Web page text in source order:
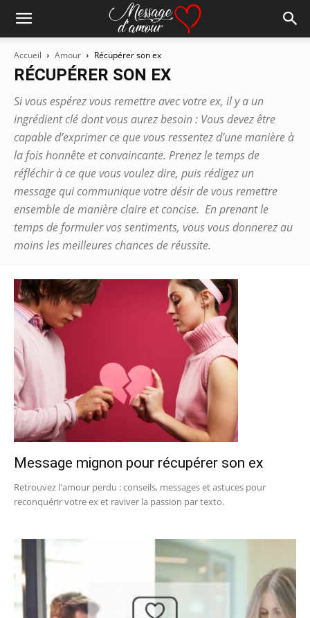
Accueil Amour Récupérer son ex
RÉCUPÉRER SON EX
Si vous espérez vous remettre avec votre ex, il y a un
ingrédient clé dont vous aurez besoin : Vous devez être
capable d’exprimer ce que vous ressentez d’une manière à
la fois honnête et convaincante. Prenez le temps de
réfléchir à ce que vous voulez dire, puis rédigez un
message qui communique votre désir de vous remettre
ensemble de manière claire et concise. En prenant le
temps de formuler vos sentiments, vous vous donnerez au
moins les meilleures chances de réussite.
Message mignon pour récupérer son ex
Retrouvez l'amour perdu : conseils, messages et astuces pour
reconquérir votre ex et raviver la passion par texto.